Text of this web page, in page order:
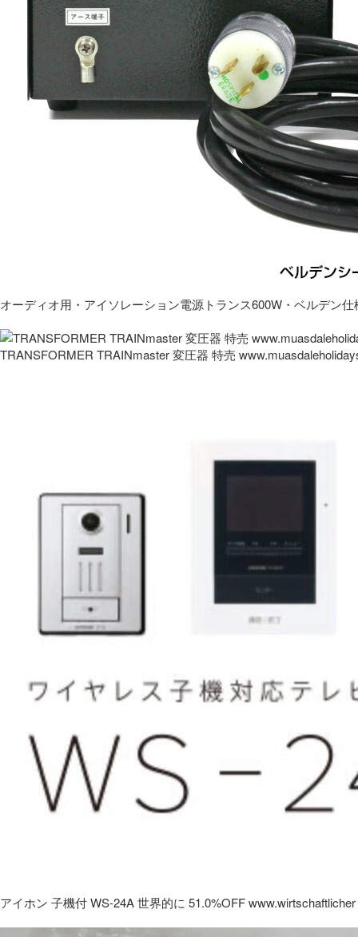
オーディオ用・アイソレーション電源トランス600W・ベルデン仕
TRANSFORMER TRAINmaster 変圧器 特売
アイホン 子機付 WS-24A 世界的に 51.0%OFF www.wirtschaftlicher